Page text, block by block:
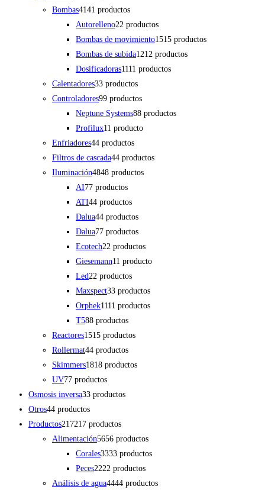
Bombas4141 productos
Autorelleno22 productos
Bombas de movimiento1515 productos
Bombas de subida1212 productos
Dosificadoras1111 productos
Calentadores33 productos
Controladores99 productos
Neptune Systems88 productos
Profilux11 producto
Enfriadores44 productos
Filtros de cascada44 productos
Iluminación4848 productos
AI77 productos
ATI44 productos
Dalua44 productos
Dalua77 productos
Ecotech22 productos
Giesemann11 producto
Led22 productos
Maxspect33 productos
Orphek1111 productos
T588 productos
Reactores1515 productos
Rollermat44 productos
Skimmers1818 productos
UV77 productos
Osmosis inversa33 productos
Otros44 productos
Productos217217 productos
Alimentación5656 productos
Corales3333 productos
Peces2222 productos
Análisis de agua4444 productos